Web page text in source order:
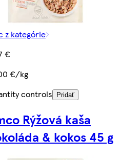
z kategórie
€
€/kg
controls
Pridať
Rýžová kaša
& kokos 45 g